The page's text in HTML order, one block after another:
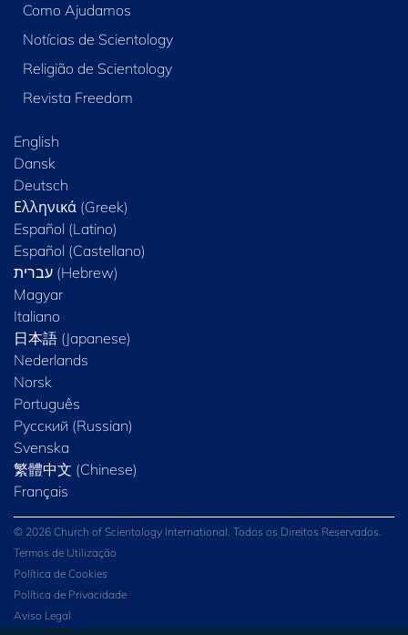
Como Ajudamos
Notícias de Scientology
Religião de Scientology
Revista Freedom
English
Dansk
Deutsch
Ελληνικά (Greek)
Español (Latino)
Español (Castellano)
Magyar
Italiano
日本語 (Japanese)
Nederlands
Norsk
Português
Русский (Russian)
Svenska
繁體中文 (Chinese)
Français
© 2026 Church of Scientology International. Todos os Direitos Reservados.
Termos de Utilização
Política de Cookies
Política de Privacidade
Aviso Legal